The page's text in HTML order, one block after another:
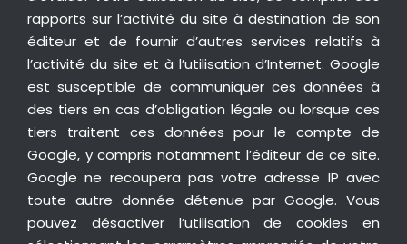
rapports sur l’activité du site à destination de son
éditeur et de fournir d’autres services relatifs à
l’activité du site et à l’utilisation d’Internet. Google
est susceptible de communiquer ces données à
des tiers en cas d’obligation légale ou lorsque ces
tiers traitent ces données pour le compte de
Google, y compris notamment l’éditeur de ce site.
Google ne recoupera pas votre adresse IP avec
toute autre donnée détenue par Google. Vous
pouvez désactiver l’utilisation de cookies en